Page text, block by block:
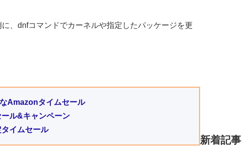
、dnfコマンドでカーネルや指定したパッケージを更
Amazonタイムセール
ル&キャンペーン
イムセール
新着記事